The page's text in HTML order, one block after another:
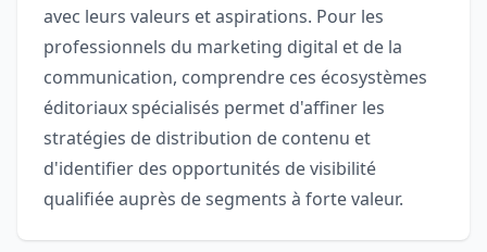
avec leurs valeurs et aspirations. Pour les
professionnels du marketing digital et de la
communication, comprendre ces écosystèmes
éditoriaux spécialisés permet d'affiner les
stratégies de distribution de contenu et
d'identifier des opportunités de visibilité
qualifiée auprès de segments à forte valeur.